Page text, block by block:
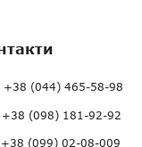
+38 (044) 465-58-98
+38 (098) 181-92-92
+38 (099) 02-08-009